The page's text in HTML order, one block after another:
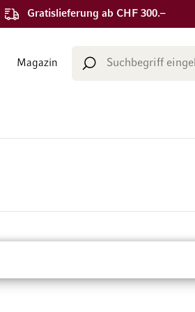
Gratislieferung ab CHF 300.–
Magazin
Suche